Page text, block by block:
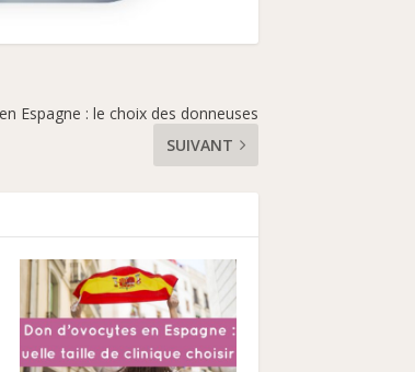
Espagne : le choix des donneuses
SUIVANT